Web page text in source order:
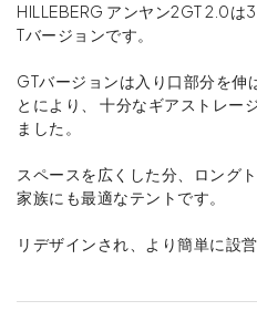
HILLEBERG アンヤン2GT 2.0
Tバージョンです。
GTバージョンは入り口部分を伸
とにより、 十分なギアストレー
ました。
スペースを広くした分、ロング
家族にも最適なテントです。
リデザインされ、より簡単に設